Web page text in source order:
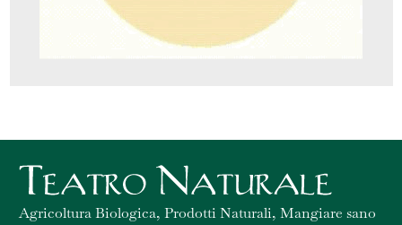
Agricoltura Biologica, Prodotti Naturali, Mangiare sano